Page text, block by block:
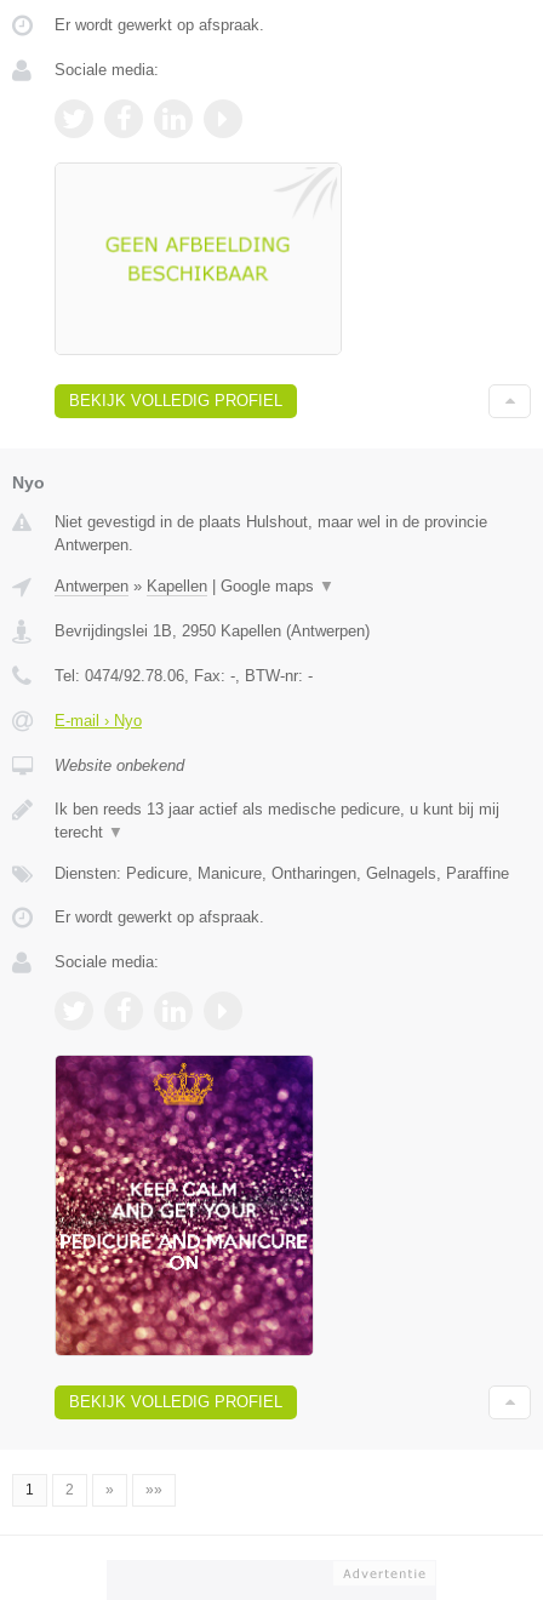
Er wordt gewerkt op afspraak.
Sociale media:
BEKIJK VOLLEDIG PROFIEL
Nyo
Niet gevestigd in de plaats Hulshout, maar wel in de provincie
Antwerpen.
Antwerpen » Kapellen | Google maps ▼
Bevrijdingslei 1B 2950 Kapellen (Antwerpen)
Tel: 0474/92.78.06 , Fax: - , BTW-nr: -
E-mail › Nyo
Website onbekend
Ik ben reeds 13 jaar actief als medische pedicure, u kunt bij mij
terecht ▼
Diensten: Pedicure, Manicure, Ontharingen, Gelnagels, Paraffine
Er wordt gewerkt op afspraak.
Sociale media:
BEKIJK VOLLEDIG PROFIEL
1 2 » »»